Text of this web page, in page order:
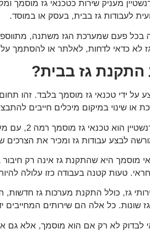
שירות כטכנאי גז מוסמך ומקצועי, עם ניסיון של
לעבודות גז בבית, בעסק או במוסד.
בכל פעם שמערכת הגז משתנה,
לא כדאי לדחות, לאלתר או להסתמך על
גז בבית?
על ידי טכנאי גז מוסמך בלבד. זהו
או שינוי במיקום מיכלים חייבים
לבצע עבודות גז ומכיר את הצרכים
מוסמך היא שהתקנת גז אינה רק
טעות קטנה בעבודה כזו עלולה
גז, כולל התקנת מערכות גז
גז שונות. כל אלה הם שירותים המחייבים
לבדוק לא רק אם הוא מוסמך, אלא גם